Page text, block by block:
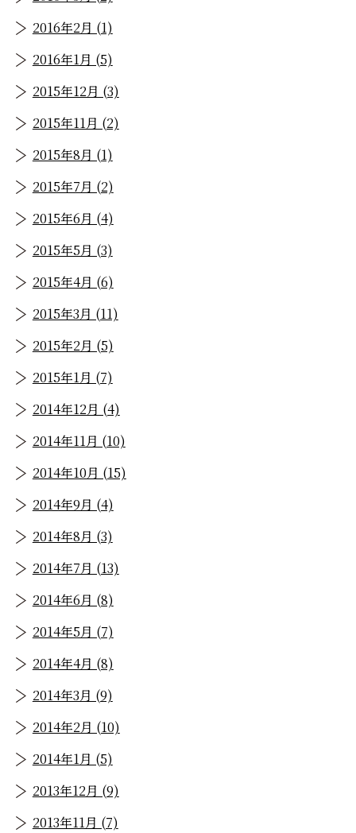
2016年2月 (1)
2016年1月 (5)
2015年12月 (3)
2015年11月 (2)
2015年8月 (1)
2015年7月 (2)
2015年6月 (4)
2015年5月 (3)
2015年4月 (6)
2015年3月 (11)
2015年2月 (5)
2015年1月 (7)
2014年12月 (4)
2014年11月 (10)
2014年10月 (15)
2014年9月 (4)
2014年8月 (3)
2014年7月 (13)
2014年6月 (8)
2014年5月 (7)
2014年4月 (8)
2014年3月 (9)
2014年2月 (10)
2014年1月 (5)
2013年12月 (9)
2013年11月 (7)